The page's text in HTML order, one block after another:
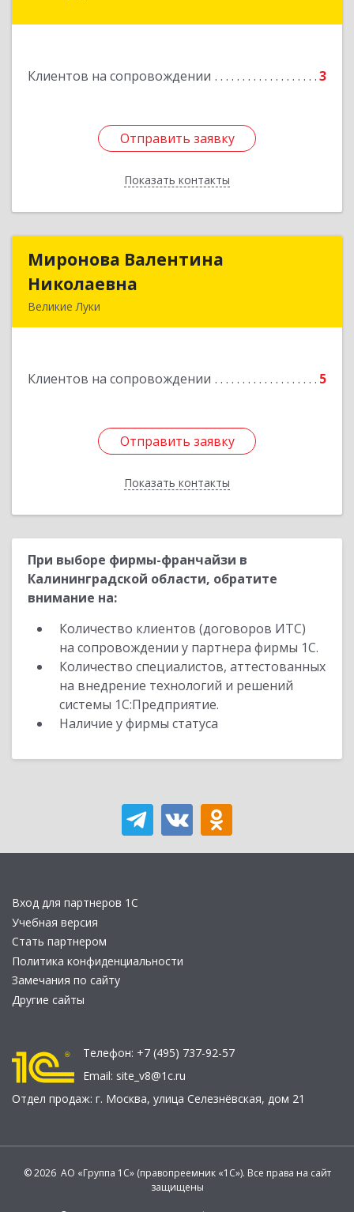
Клиентов на сопровождении 3
Отправить заявку
Показать контакты
Отправить заявку
Назад
Миронова Валентина
Николаевна
Великие Луки
Клиентов на сопровождении 5
Отправить заявку
Показать контакты
Миронова Валентина
Отправить заявку
Назад
При выборе фирмы-франчайзи в
Калининградской области, обратите
внимание на:
Количество клиентов (договоров ИТС)
на сопровождении у партнера фирмы 1С.
Количество специалистов, аттестованных
на внедрение технологий и решений
системы 1С:Предприятие.
Наличие у фирмы статуса
Вход для партнеров 1С
Учебная версия
Стать партнером
Политика конфиденциальности
Замечания по сайту
Другие сайты
Телефон: +7 (495) 737-92-57
Email: site_v8@1c.ru
Отдел продаж: г. Москва, улица Селезнёвская, дом 21
© 2026 АО «Группа 1С» (правопреемник «1С»). Все права на сайт
защищены